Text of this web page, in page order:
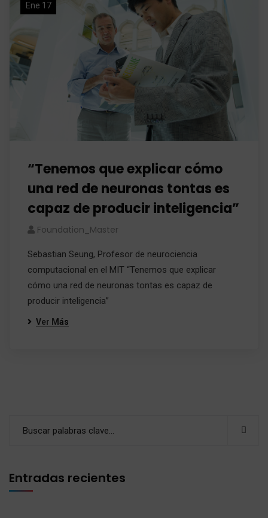
Ene 17
“Tenemos que explicar cómo
una red de neuronas tontas es
capaz de producir inteligencia”
Foundation_Master
Sebastian Seung, Profesor de neurociencia
computacional en el MIT “Tenemos que explicar
cómo una red de neuronas tontas es capaz de
producir inteligencia”
Ver Más
Entradas recientes